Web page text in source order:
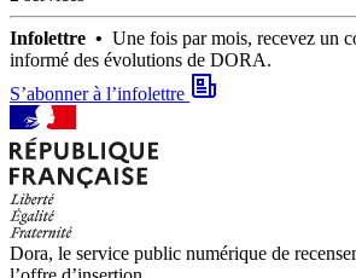
Infolettre • Une fois par mois, recevez un
informé des évolutions de DORA.
S’abonner à l’infolettre
Dora, le service public numérique de